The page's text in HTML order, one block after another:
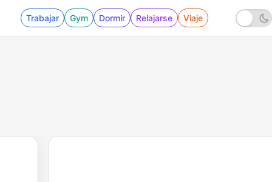
Trabajar Gym Dormir Relajarse Viaje